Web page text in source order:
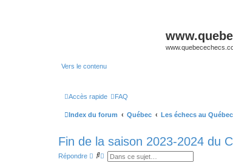
Vers le contenu
Accès rapide FAQ
Index du forum Québec Les échecs au Québec
Fin de la saison 2023-2024 du
Répondre
R R